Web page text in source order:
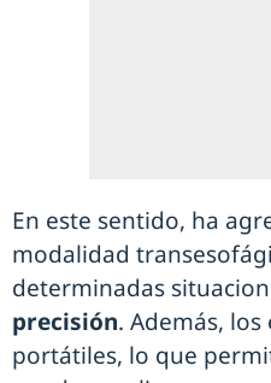
En este sentido, ha
modalidad
determinadas
precisión. Además,
portátiles, lo que